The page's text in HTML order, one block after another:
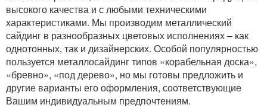
Аренда кранов-манипуляторов
Аренда бульдозеров
Аренда дорожной техники
Аренда грунторезов
Аренда грузовой техники
высокого качества и с любыми техническими
характеристиками. Мы производим металлический
сайдинг в разнообразных цветовых исполнениях – как
однотонных, так и дизайнерских. Особой популярностью
пользуется металлосайдинг типов «корабельная доска»,
«бревно», «под дерево», но мы готовы предложить и
другие варианты его оформления, соответствующие
Вашим индивидуальным предпочтениям.